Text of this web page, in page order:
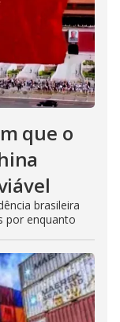
que o
brasileira
por enquanto